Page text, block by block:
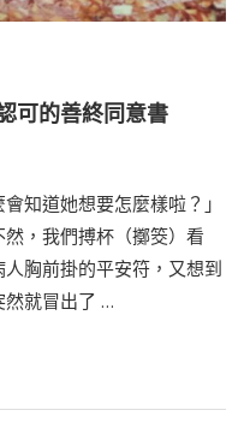
可的善終同意書
知道她想要怎麼樣啦？」
，我們搏杯（擲筊）看
胸前掛的平安符，又想到
然就冒出了 …